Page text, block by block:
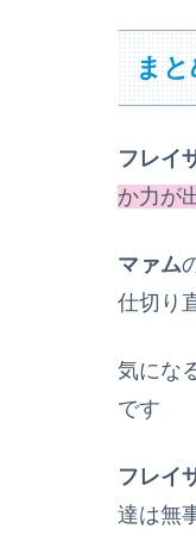
ま
フレイ
か力が
マァム
仕切り
気にな
です
フレイ
達は無